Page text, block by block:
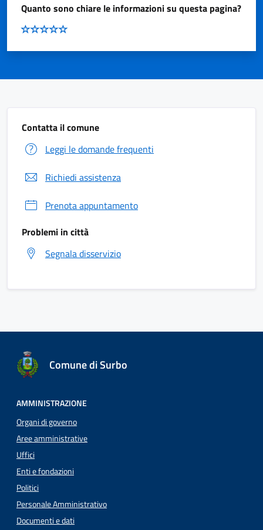
Quanto sono chiare le informazioni su questa pagina?
Contatta il comune
Leggi le domande frequenti
Richiedi assistenza
Prenota appuntamento
Problemi in città
Segnala disservizio
Comune di Surbo
AMMINISTRAZIONE
Organi di governo
Aree amministrative
Uffici
Enti e fondazioni
Politici
Personale Amministrativo
Documenti e dati